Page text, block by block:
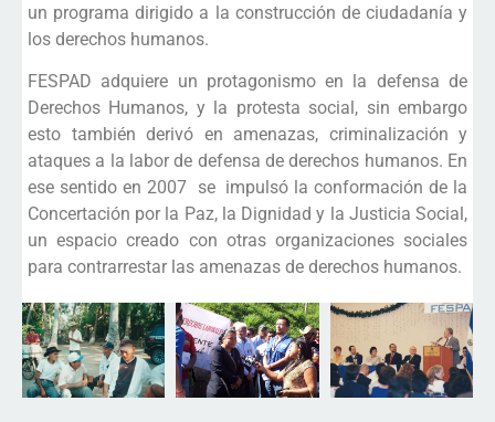
un programa dirigido a la construcción de ciudadanía y
los derechos humanos.
FESPAD adquiere un protagonismo en la defensa de
Derechos Humanos, y la protesta social, sin embargo
esto también derivó en amenazas, criminalización y
ataques a la labor de defensa de derechos humanos. En
ese sentido en 2007 se impulsó la conformación de la
Concertación por la Paz, la Dignidad y la Justicia Social,
un espacio creado con otras organizaciones sociales
para contrarrestar las amenazas de derechos humanos.